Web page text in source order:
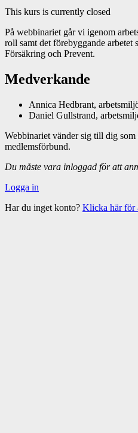
This kurs is currently closed
På webbinariet går vi igenom
roll samt det förebyggande arbetet
Försäkring och Prevent.
Medverkande
Annica Hedbrant,
Daniel Gullstrand,
Webbinariet vänder sig till dig
medlemsförbund.
Du måste vara inloggad för att
Logga in
Har du inget konto? Klicka här för